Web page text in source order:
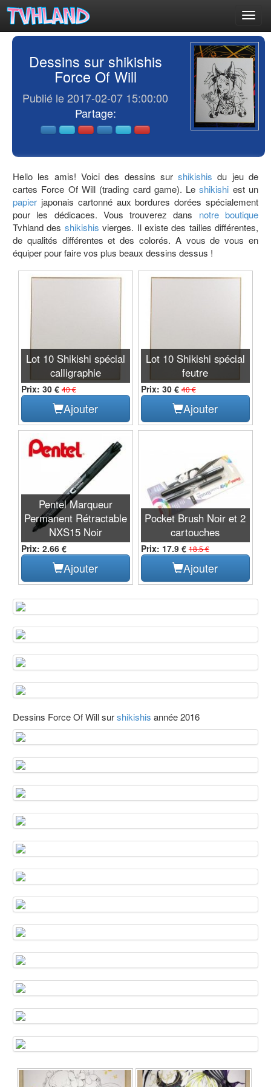
Dessins sur shikishis
Force Of Will
Publié le 2017-02-07 15:00:00
Partage:
Hello les amis! Voici des dessins surshikishis du jeu de
cartes Force Of Will (trading card game). Leshikishi est un
papier japonais cartonné aux bordures dorées spécialement
pour les dédicaces. Vous trouverez dans notre boutique
Tvhland des shikishis vierges. Il existe des tailles différentes,
de qualités différentes et des colorés. A vous de vous en
équiper pour faire vos plus beaux dessins dessus !
Lot 10 Shikishi spécial
calligraphie
Prix: 30 € 40 €
Ajouter
Lot 10 Shikishi spécial
feutre
Prix: 30 € 40 €
Ajouter
Pentel Marqueur
Permanent Rétractable
NXS15 Noir
Prix: 2.66 €
Ajouter
Pocket Brush Noir et 2
cartouches
Prix: 17.9 € 18.5 €
Ajouter
Dessins Force Of Will surshikishis année 2016